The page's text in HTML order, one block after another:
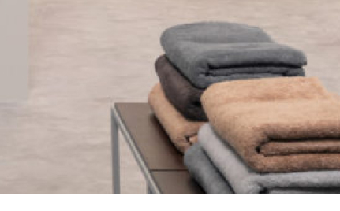
Áo sơ mi
Đồ cotton
Đồ dã ngoại
Đồ hỗn hợp
Đồ len
Đồ mỏng nhẹ
Đồ thể thao
Đồ tối màu
Công nghệ giặt:
VRT Plus ™ giảm rung
Bảng điều khiển AI
giặt